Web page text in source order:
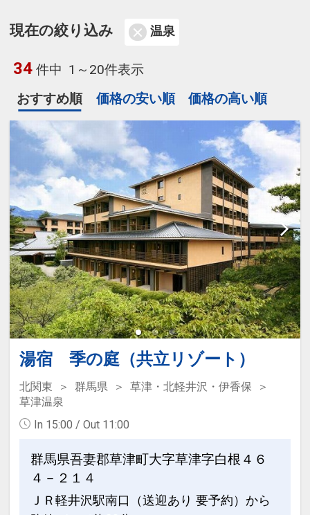
現在の絞り込み 温泉
34 件中 1～20件表示
おすすめ順
価格の安い順 価格の高い順
湯宿 季の庭（共立リゾート）
北関東 群馬県
草津・北軽井沢・伊香保
草津温泉
In 15:00 / Out 11:00
群馬県吾妻郡草津町大字草津字白根４６
４－２１４
ＪＲ軽井沢駅南口（送迎あり 要予約）から